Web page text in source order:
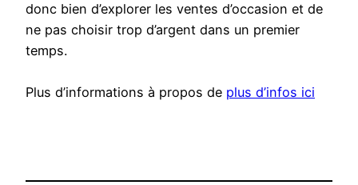
donc bien d’explorer les ventes d’occasion et de
ne pas choisir trop d’argent dans un premier
temps.
Plus d’informations à propos de plus d’infos ici